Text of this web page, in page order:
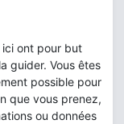
ici ont pour but
guider. Vous êtes
possible pour
que vous prenez,
ou données